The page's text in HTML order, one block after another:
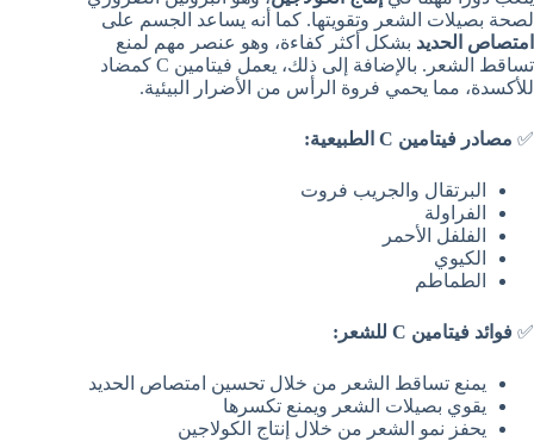
لصحة بصيلات الشعر وتقويتها. كما أنه يساعد الجسم على
امتصاص الحديد بشكل أكثر كفاءة، وهو عنصر مهم لمنع
تساقط الشعر. بالإضافة إلى ذلك، يعمل فيتامين C كمضاد
للأكسدة، مما يحمي فروة الرأس من الأضرار البيئية.
✅ مصادر فيتامين C الطبيعية:
البرتقال والجريب فروت
الفراولة
الفلفل الأحمر
الكيوي
الطماطم
✅ فوائد فيتامين C للشعر:
يمنع تساقط الشعر من خلال تحسين امتصاص الحديد
يقوي بصيلات الشعر ويمنع تكسرها
يحفز نمو الشعر من خلال إنتاج الكولاجين